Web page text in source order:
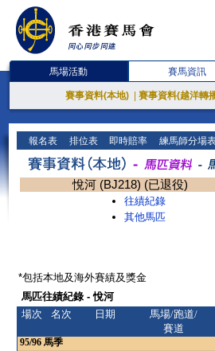
馬場活動 賽馬資訊
賽事資料(本地) 賽事資料(越洋轉
報名表 排位表 即時賠率 練馬師分場
悅河 (BJ218) (已退役)
往績紀錄
其他馬匹
*包括本地及海外賽績及獎金
馬匹往績紀錄 - 悅河
場次
名次 日期
馬場/跑道/
賽道
95/96 馬季